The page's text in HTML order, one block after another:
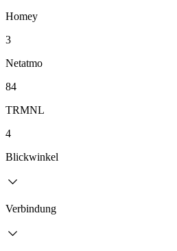
Homey
3
Netatmo
84
TRMNL
4
Blickwinkel
Verbindung